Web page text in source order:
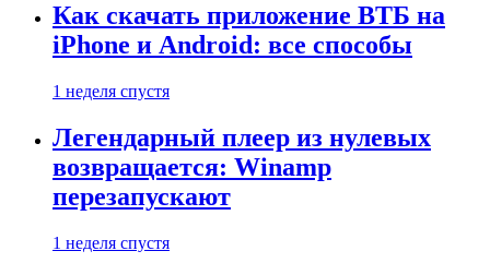
Как скачать приложение ВТБ на
iPhone и Android: все способы
1 неделя спустя
Легендарный плеер из нулевых
возвращается: Winamp
перезапускают
1 неделя спустя